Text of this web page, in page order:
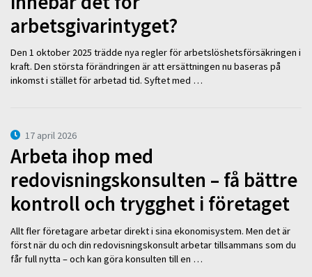
arbetsgivarintyget?
Den 1 oktober 2025 trädde nya regler för arbetslöshetsförsäkringen i
kraft. Den största förändringen är att ersättningen nu baseras på
inkomst i stället för arbetad tid. Syftet med …
17 april 2026
Arbeta ihop med
redovisningskonsulten – få bättre
kontroll och trygghet i företaget
Allt fler företagare arbetar direkt i sina ekonomisystem. Men det är
först när du och din redovisningskonsult arbetar tillsammans som du
får full nytta – och kan göra konsulten till en …